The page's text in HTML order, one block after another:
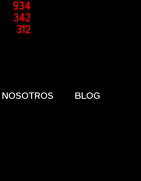
934
342
312
NOSOTROS BLOG